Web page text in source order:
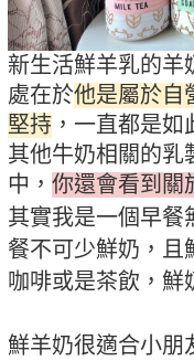
新生活鮮羊乳的羊
處在於他是屬於自
堅持 ，一直都是
其他牛奶相關的乳
中， 你還會看到關
其實我是一個早餐
餐不可少鮮奶，且
咖啡或是茶飲，鮮
鮮羊奶很適合小朋